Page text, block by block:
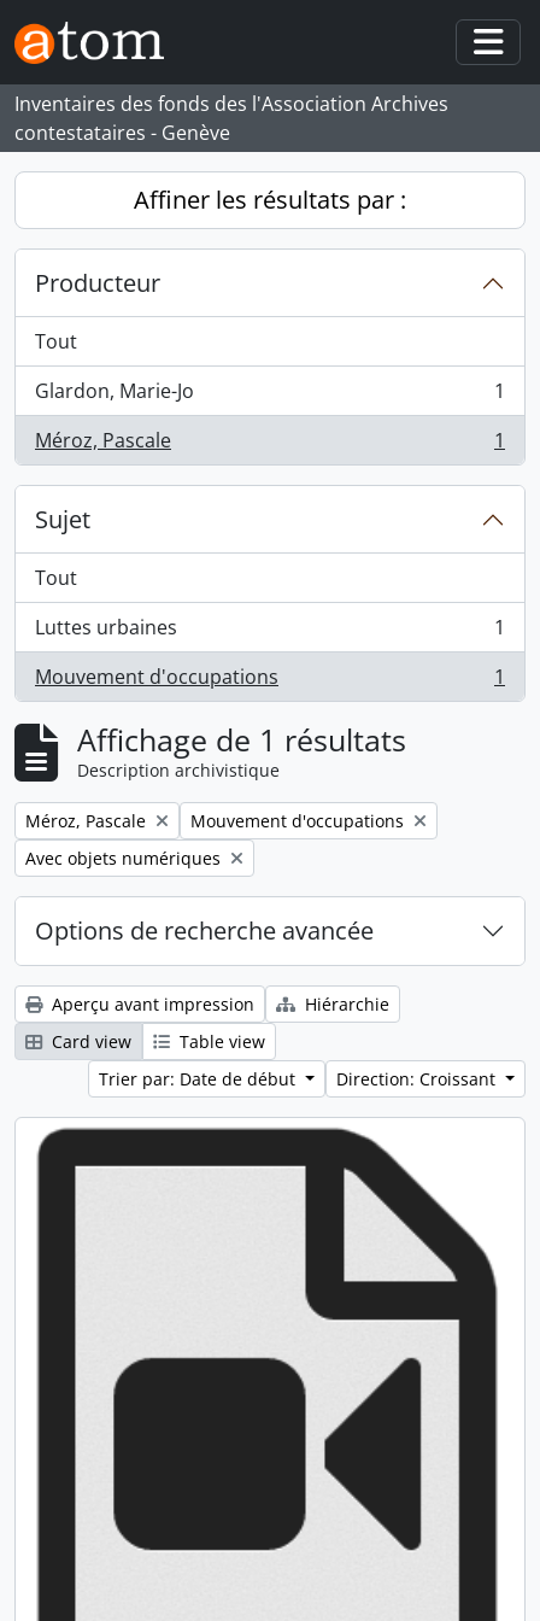
Skip to main content
Inventaires des fonds des l'Association Archives
contestataires - Genève
Affiner les résultats par :
Producteur
Tout
Glardon, Marie-Jo
, 1 résultats
1
Méroz, Pascale
, 1 résultats 1
Sujet
Tout
Luttes urbaines
, 1 résultats
1
Mouvement d'occupations
, 1 résultats 1
Affichage de 1 résultats
Description archivistique
Remove filter:
Méroz, Pascale Remove filter:
Mouvement d'occupations
Remove filter:
Avec objets numériques
Options de recherche avancée
Aperçu avant impression
Hiérarchie
Card view
Table view
Trier par: Date de début
Direction: Croissant